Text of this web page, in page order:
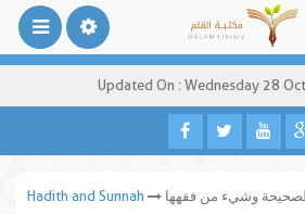
Updated On : Wednesday 28
Hadith and Sunnah
وشيء من فقهها